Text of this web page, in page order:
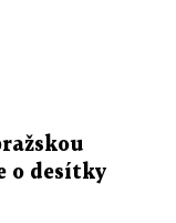
o desítky